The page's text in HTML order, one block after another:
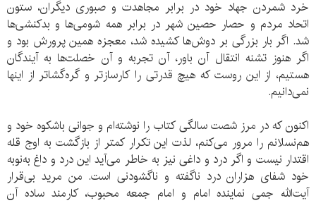
خرد شمردن جهاد خود در برابر مجاهدت و صبوری دیگران، ستون
اتحاد مردم و حصار حصین شهر در برابر همه شومی‌ها و بدکنشی‌ها
شد. اگر بار بزرگی بر دوش‌ها کشیده شد، معجزه همین پرورش بود و
اگر هنوز تشنه انتقال آن باور، آن تجربه و آن خصلت‌ها به آیندگان
هستیم، از این روست که هیچ قدرتی را کارسازتر و گره‌گشاتر از اینها
نمی‌دانیم.
اکنون که در مرز شصت سالگی کتاب را نوشته‌ام و جوانی باشکوه خود و
هم‌نسلانم را مرور می‌کنم، لذت این تکرار کمتر از بازگشت به اوج قله
اقتدار نیست و اگر درد و داغی نیز به خاطر می‌آید این درد و داغ به‌نوبه
خود شفای هزاران درد ناگفته و ناگشودنی است. من مرید بی‌قرار
آیت‌الله جمی نماینده امام و امام جمعه محبوب، کارمند ساده آن